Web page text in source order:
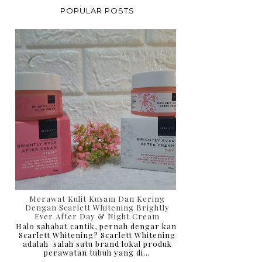
POPULAR POSTS
Merawat Kulit Kusam Dan Kering
Dengan Scarlett Whitening Brightly
Ever After Day & Night Cream
Halo sahabat cantik, pernah dengar kan
Scarlett Whitening? Scarlett Whitening
adalah salah satu brand lokal produk
perawatan tubuh yang di...